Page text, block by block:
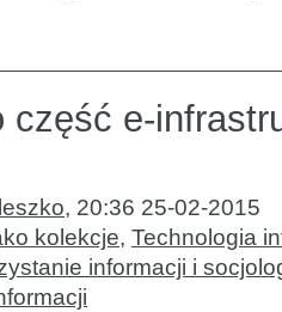
część e-
, 20:36 25-02-2015
kolekcje, Technologia
informacji i